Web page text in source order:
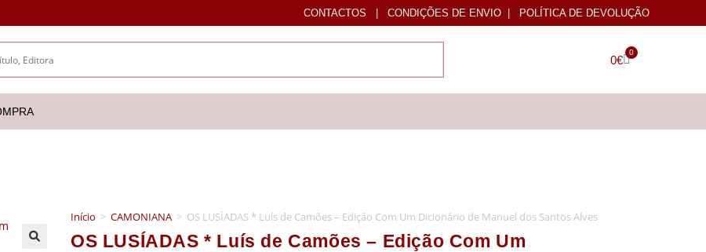
CONTACTOS | CONDIÇÕES DE ENVIO | POLÍTICA DE DEVOLUÇÃO
0€
0
Início > CAMONIANA > OS LUSÍADAS * Luís de Camões – Edição Com Um Dicionário de Manuel dos Santos Alves
OS LUSÍADAS * Luís de Camões – Edição Com Um